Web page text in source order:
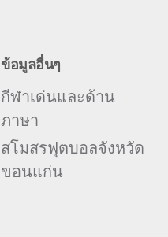
ข้อมูลอื่นๆ
กีฬาเด่นและด้าน
ภาษา
สโมสรฟุตบอลจังหวัด
ขอนแก่น